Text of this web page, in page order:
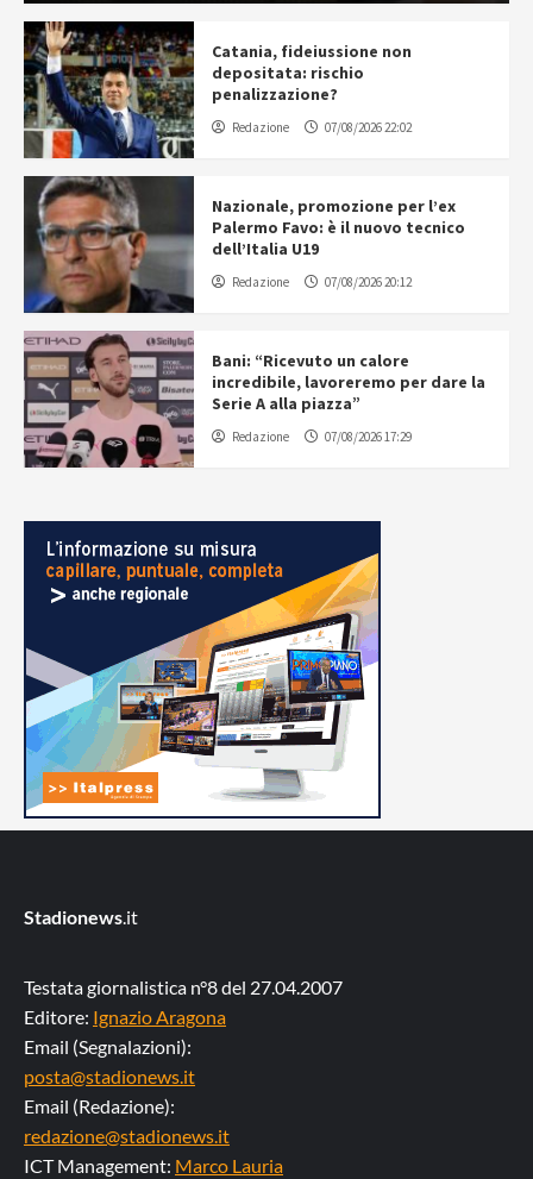
Catania, fideiussione non
depositata: rischio
penalizzazione?
Redazione 07/08/2026 22:02
Nazionale, promozione per l’ex
Palermo Favo: è il nuovo tecnico
dell’Italia U19
Redazione 07/08/2026 20:12
Bani: “Ricevuto un calore
incredibile, lavoreremo per dare la
Serie A alla piazza”
Redazione 07/08/2026 17:29
Stadionews.it
Testata giornalistica n°8 del 27.04.2007
Editore: Ignazio Aragona
Email (Segnalazioni):
posta@stadionews.it
Email (Redazione):
redazione@stadionews.it
ICT Management: Marco Lauria